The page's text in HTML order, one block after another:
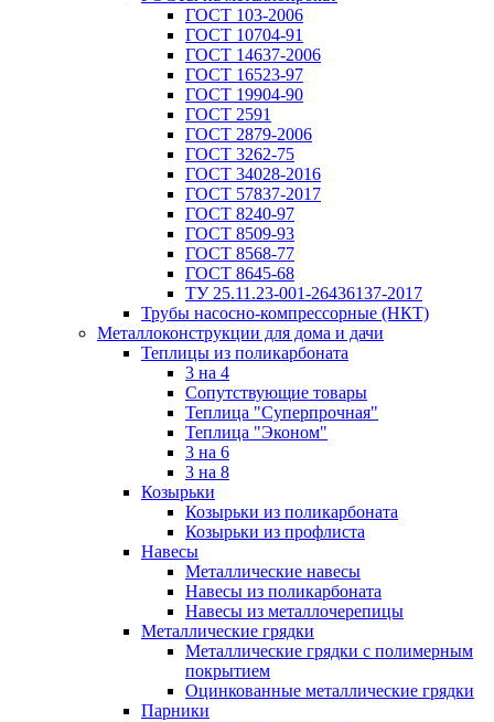
ГОСТ 103-2006
ГОСТ 10704-91
ГОСТ 14637-2006
ГОСТ 16523-97
ГОСТ 19904-90
ГОСТ 2591
ГОСТ 2879-2006
ГОСТ 3262-75
ГОСТ 34028-2016
ГОСТ 57837-2017
ГОСТ 8240-97
ГОСТ 8509-93
ГОСТ 8568-77
ГОСТ 8645-68
ТУ 25.11.23-001-26436137-2017
Трубы насосно-компрессорные (НКТ)
Металлоконструкции для дома и дачи
Теплицы из поликарбоната
3 на 4
Сопутствующие товары
Теплица "Суперпрочная"
Теплица "Эконом"
3 на 6
3 на 8
Козырьки
Козырьки из поликарбоната
Козырьки из профлиста
Навесы
Металлические навесы
Навесы из поликарбоната
Навесы из металлочерепицы
Металлические грядки
Металлические грядки с полимерным
покрытием
Оцинкованные металлические грядки
Парники